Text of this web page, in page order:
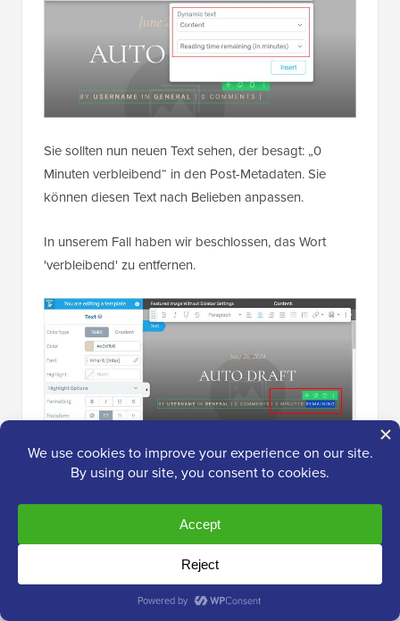
Sie sollten nun neuen Text sehen, der besagt: „0
Minuten verbleibend“ in den Post-Metadaten. Sie
können diesen Text nach Belieben anpassen.
In unserem Fall haben wir beschlossen, das Wort
'verbleibend' zu entfernen.
Schritt 5: Vorschau Ihrer
Lesefortschrittsanzeigen